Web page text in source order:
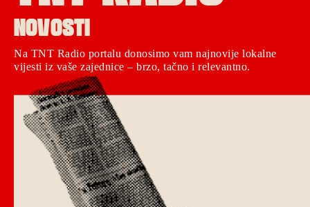
NOVOSTI
Na TNT Radio portalu donosimo vam najnovije lokalne
vijesti iz vaše zajednice – brzo, tačno i relevantno.